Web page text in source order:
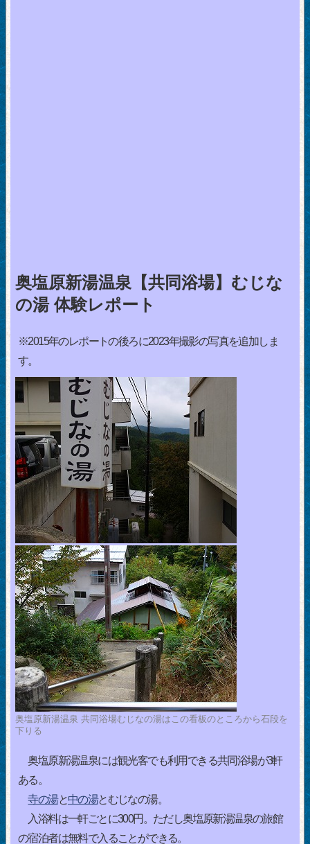
奥塩原新湯温泉【共同浴場】むじな
の湯 体験レポート
※2015年のレポートの後ろに2023年撮影の写真を追加しま
す。
奥塩原新湯温泉 共同浴場むじなの湯はこの看板のところから石段を
下りる
奥塩原新湯温泉には観光客でも利用できる共同浴場が3軒
ある。
寺の湯と中の湯とむじなの湯。
入浴料は一軒ごとに300円。ただし奥塩原新湯温泉の旅館
の宿泊者は無料で入ることができる。